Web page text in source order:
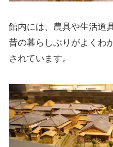
館内には、農具や生活道
昔の暮らしぶりがよくわ
されています。